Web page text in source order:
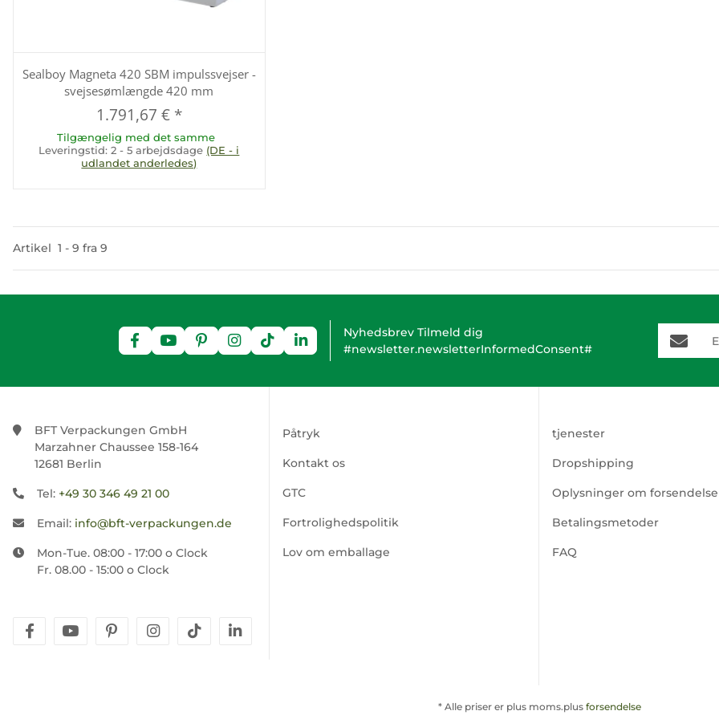
Sealboy Magneta 420 SBM impulssvejser -
svejsesømlængde 420 mm
1.791,67 € *
Tilgængelig med det samme
Leveringstid:2 - 5 arbejdsdage (DE - i
udlandet anderledes)
Artikel 1 - 9 fra 9
Nyhedsbrev Tilmeld dig
#newsletter.newsletterInformedConsent#
E-Mail-
BFT Verpackungen GmbH
Marzahner Chaussee 158-164
12681 Berlin
Tel: +49 30 346 49 21 00
Email: info@bft-verpackungen.de
Mon-Tue. 08:00 - 17:00 o Clock
Fr. 08.00 - 15:00 o Clock
facebookyoutubepinterestinstagram
tiktok
Påtryk
Kontakt os
GTC
Fortrolighedspolitik
Lov om emballage
tjenester
Dropshipping
Oplysninger om forsendelse
Betalingsmetoder
FAQ
* Alle priser er plus moms.plus forsendelse